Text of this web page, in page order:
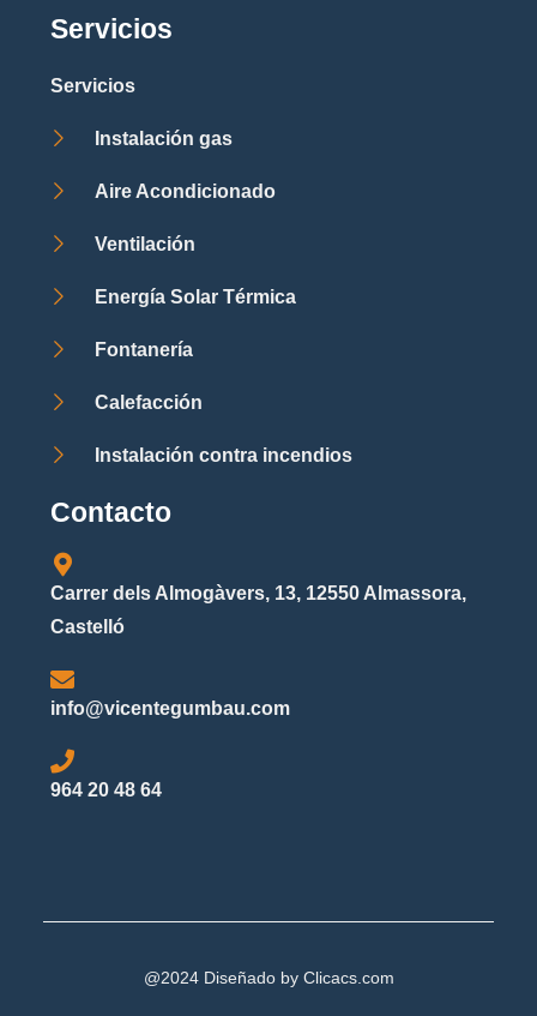
Servicios
Servicios
Instalación gas
Aire Acondicionado
Ventilación
Energía Solar Térmica
Fontanería
Calefacción
Instalación contra incendios
Contacto
Carrer dels Almogàvers, 13, 12550 Almassora,
Castelló
info@vicentegumbau.com
964 20 48 64
@2024 Diseñado by Clicacs.com